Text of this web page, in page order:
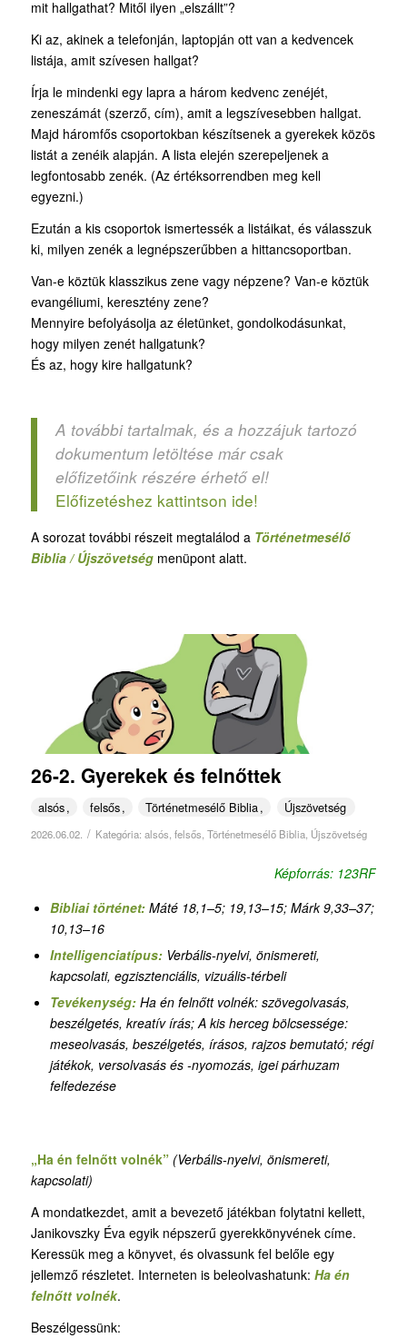
mit hallgathat? Mitől ilyen „elszállt”?
Ki az, akinek a telefonján, laptopján ott van a kedvencek
listája, amit szívesen hallgat?
Írja le mindenki egy lapra a három kedvenc zenéjét,
zeneszámát (szerző, cím), amit a legszívesebben hallgat.
Majd háromfős csoportokban készítsenek a gyerekek közös
listát a zenéik alapján. A lista elején szerepeljenek a
legfontosabb zenék. (Az értéksorrendben meg kell
egyezni.)
Ezután a kis csoportok ismertessék a listáikat, és válasszuk
ki, milyen zenék a legnépszerűbben a hittancsoportban.
Van-e köztük klasszikus zene vagy népzene? Van-e köztük
evangéliumi, keresztény zene?
Mennyire befolyásolja az életünket, gondolkodásunkat,
hogy milyen zenét hallgatunk?
És az, hogy kire hallgatunk?
A további tartalmak, és a hozzájuk tartozó
dokumentum letöltése már csak
előfizetőink részére érhető el!
Előfizetéshez kattintson ide!
A sorozat további részeit megtalálod a Történetmesélő
Biblia / Újszövetségmenüpont alatt.
26-2. Gyerekek és felnőttek
alsós felsős Történetmesélő Biblia Újszövetség
2026.06.02. / Kategória: alsós, felsős, Történetmesélő Biblia, Újszövetség
Képforrás: 123RF
Bibliai történet:Máté 18,1–5; 19,13–15; Márk 9,33–37;
10,13–16
Intelligenciatípus: Verbális-nyelvi, önismereti,
kapcsolati, egzisztenciális, vizuális-térbeli
Tevékenység: Ha én felnőtt volnék: szövegolvasás,
beszélgetés, kreatív írás;A kis herceg bölcsessége:
meseolvasás, beszélgetés, írásos, rajzos bemutató; régi
játékok, versolvasás és -nyomozás, igei párhuzam
felfedezése
„Ha én felnőtt volnék” (Verbális-nyelvi, önismereti,
kapcsolati)
A mondatkezdet, amit a bevezető játékban folytatni kellett,
Janikovszky Éva egyik népszerű gyerekkönyvének címe.
Keressük meg a könyvet, és olvassunk fel belőle egy
jellemző részletet. Interneten is beleolvashatunk: Ha én
felnőtt volnék.
Beszélgessünk: